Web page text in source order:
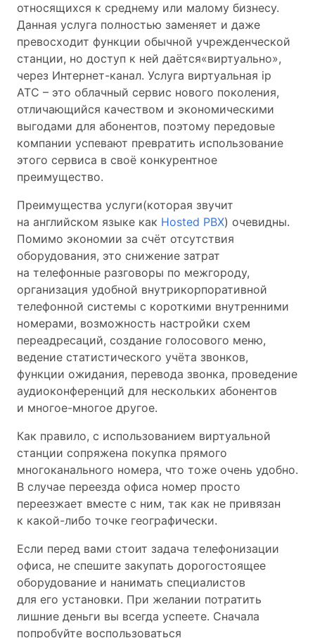
относящихся к среднему или малому бизнесу.
Данная услуга полностью заменяет и даже
превосходит функции обычной учрежденческой
станции, но доступ к ней даётся«виртуально»,
через Интернет-канал. Услуга виртуальная ip
АТС – это облачный сервис нового поколения,
отличающийся качеством и экономическими
выгодами для абонентов, поэтому передовые
компании успевают превратить использование
этого сервиса в своё конкурентное
преимущество.
Преимущества услуги(которая звучит
на английском языке как Hosted PBX) очевидны.
Помимо экономии за счёт отсутствия
оборудования, это снижение затрат
на телефонные разговоры по межгороду,
организация удобной внутрикорпоративной
телефонной системы с короткими внутренними
номерами, возможность настройки схем
переадресаций, создание голосового меню,
ведение статистического учёта звонков,
функции ожидания, перевода звонка, проведение
аудиоконференций для нескольких абонентов
и многое-многое другое.
Как правило, с использованием виртуальной
станции сопряжена покупка прямого
многоканального номера, что тоже очень удобно.
В случае переезда офиса номер просто
переезжает вместе с ним, так как не привязан
к какой-либо точке географически.
Если перед вами стоит задача телефонизации
офиса, не спешите закупать дорогостоящее
оборудование и нанимать специалистов
для его установки. При желании потратить
лишние деньги вы всегда успеете. Сначала
попробуйте воспользоваться